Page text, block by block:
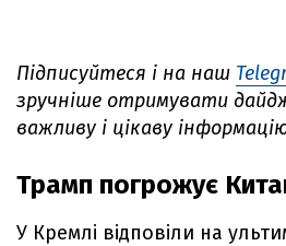
Підписуйтеся і на наш
зручніше отримувати
важливу і цікаву
Трамп погрожує
У Кремлі відповіли на